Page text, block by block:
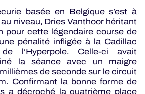
basée en Belgique s’est à
niveau, Dries Vanthoor héritant
pour cette légendaire course de
pénalité infligée à la Cadillac
l’Hyperpole. Celle-ci avait
la séance avec un maigre
de seconde sur le circuit
Confirmant la bonne forme de
a décroché la quatrième place